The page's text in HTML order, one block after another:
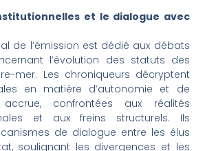
et le dialogue avec
de l’émission est dédié aux débats
l’évolution des statuts des
mer. Les chroniqueurs décryptent
en matière d’autonomie et de
accrue, confrontées aux réalités
et aux freins structurels. Ils
de dialogue entre les élus
soulignant les divergences et les